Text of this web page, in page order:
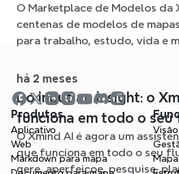
mental para qualquer
O Marketplace de Modelos da
centenas de modelos de
para trabalho, estudo, vida e
há 2 meses
Do input ao insight: o
funciona em todo o seu
trabalho de mapas
O Xmind AI é agora um
que funciona em todo o seu
gere, aperfeiçoe, pesquise,
Produtos
Aplicativo
Web
Markdown para mapa